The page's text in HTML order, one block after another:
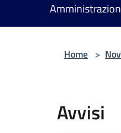
Home >
Avvisi